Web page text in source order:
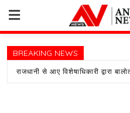
content
BREAKING NEWS